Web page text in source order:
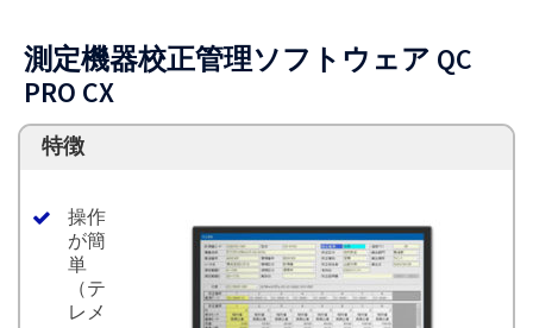
測定機器校正管理ソフトウェア QC
PRO CX
特徴
操作
が簡
単
（テ
レメ